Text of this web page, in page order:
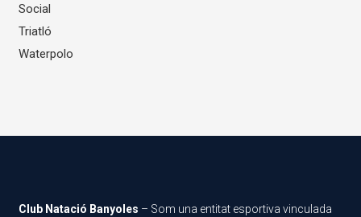
Social
Triatló
Waterpolo
Club Natació Banyoles – Som una entitat esportiva vinculada